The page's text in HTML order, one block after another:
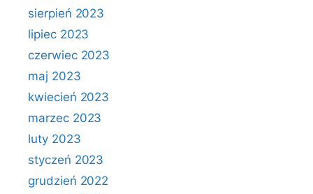
sierpień 2023
lipiec 2023
czerwiec 2023
maj 2023
kwiecień 2023
marzec 2023
luty 2023
styczeń 2023
grudzień 2022